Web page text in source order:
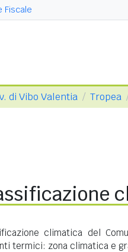
Fiscale
di Vibo Valentia Tropea
climatica del
termici: zona climatica e